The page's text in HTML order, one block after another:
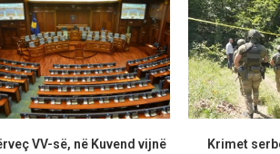
VV-së, në Kuvend vijnë
Krimet